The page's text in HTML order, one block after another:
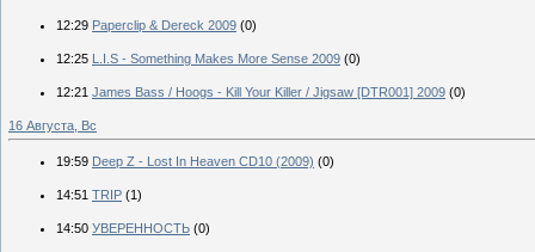
12:29 Paperclip & Dereck 2009 (0)
12:25 L.I.S - Something Makes More Sense 2009 (0)
12:21 James Bass / Hoogs - Kill Your Killer / Jigsaw [DTR001] 2009 (0)
16 Августа, Вс
19:59 Deep Z - Lost In Heaven CD10 (2009) (0)
14:51 TRIP (1)
14:50 УВЕРЕННОСТЬ (0)